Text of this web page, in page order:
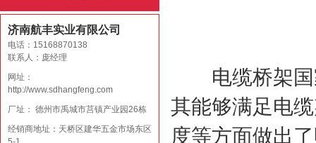
济南航丰实业有限公司
电话：15168870138
联系人：庞经理
网址：
http://www.sdhangfeng.com
厂址： 德州市禹城市莒镇产业园26栋
经销商地址：天桥区建华五金市场东区
电缆桥架国
其能够满足电
度等方面做出